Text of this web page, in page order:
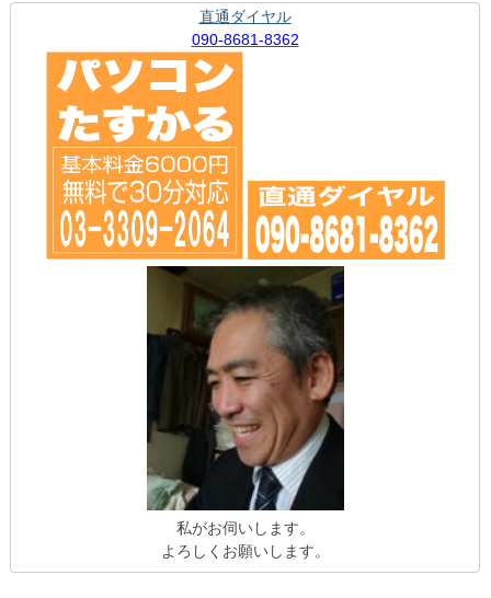
直通ダイヤル
090-8681-8362
私がお伺いします。
よろしくお願いします。